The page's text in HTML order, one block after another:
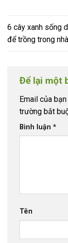
6 cây xanh sống
để trồng trong nhà
Để lại một
Email của
trường bắt
Bình luận *
Tên